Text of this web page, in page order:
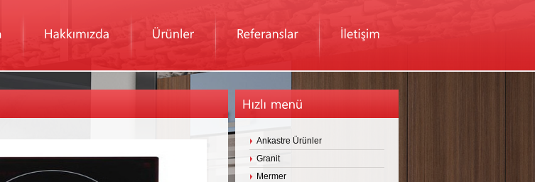
Ankastre Ürünler
Granit
Mermer